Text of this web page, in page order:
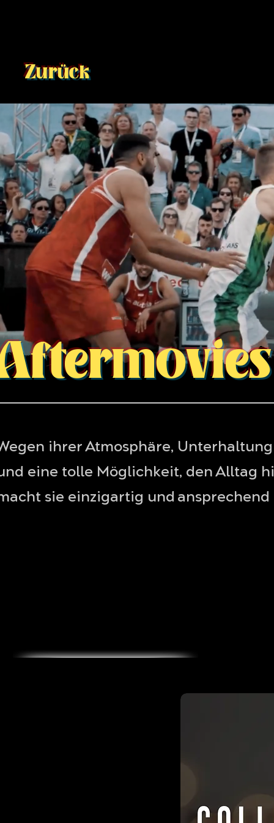
Zurück
ihrer Atmosphäre,
eine tolle Möglichkeit, den Alltag
sie einzigartig und